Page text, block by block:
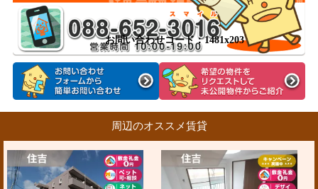
お問い合わせコード：1481x203
周辺のオススメ賃貸